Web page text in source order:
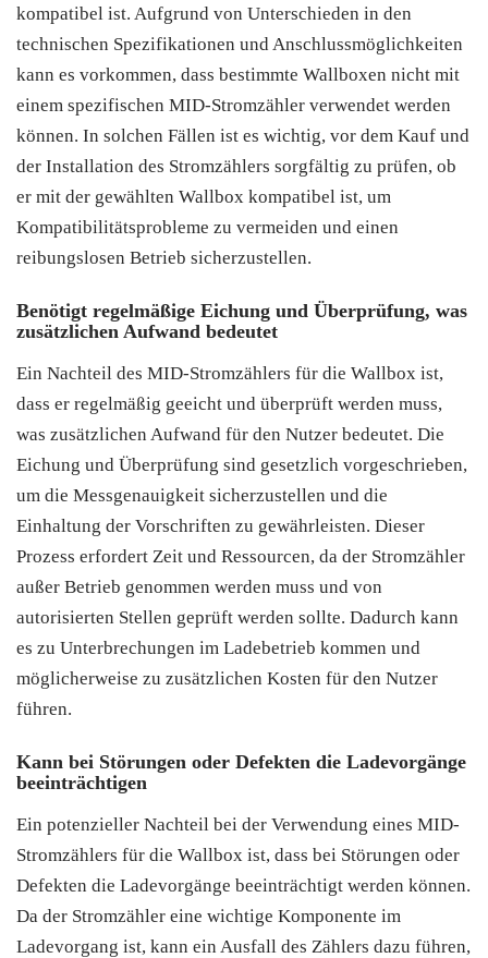
kompatibel ist. Aufgrund von Unterschieden in den
technischen Spezifikationen und Anschlussmöglichkeiten
kann es vorkommen, dass bestimmte Wallboxen nicht mit
einem spezifischen MID-Stromzähler verwendet werden
können. In solchen Fällen ist es wichtig, vor dem Kauf und
der Installation des Stromzählers sorgfältig zu prüfen, ob
er mit der gewählten Wallbox kompatibel ist, um
Kompatibilitätsprobleme zu vermeiden und einen
reibungslosen Betrieb sicherzustellen.
Benötigt regelmäßige Eichung und Überprüfung, was
zusätzlichen Aufwand bedeutet
Ein Nachteil des MID-Stromzählers für die Wallbox ist,
dass er regelmäßig geeicht und überprüft werden muss,
was zusätzlichen Aufwand für den Nutzer bedeutet. Die
Eichung und Überprüfung sind gesetzlich vorgeschrieben,
um die Messgenauigkeit sicherzustellen und die
Einhaltung der Vorschriften zu gewährleisten. Dieser
Prozess erfordert Zeit und Ressourcen, da der Stromzähler
außer Betrieb genommen werden muss und von
autorisierten Stellen geprüft werden sollte. Dadurch kann
es zu Unterbrechungen im Ladebetrieb kommen und
möglicherweise zu zusätzlichen Kosten für den Nutzer
führen.
Kann bei Störungen oder Defekten die Ladevorgänge
beeinträchtigen
Ein potenzieller Nachteil bei der Verwendung eines MID-
Stromzählers für die Wallbox ist, dass bei Störungen oder
Defekten die Ladevorgänge beeinträchtigt werden können.
Da der Stromzähler eine wichtige Komponente im
Ladevorgang ist, kann ein Ausfall des Zählers dazu führen,